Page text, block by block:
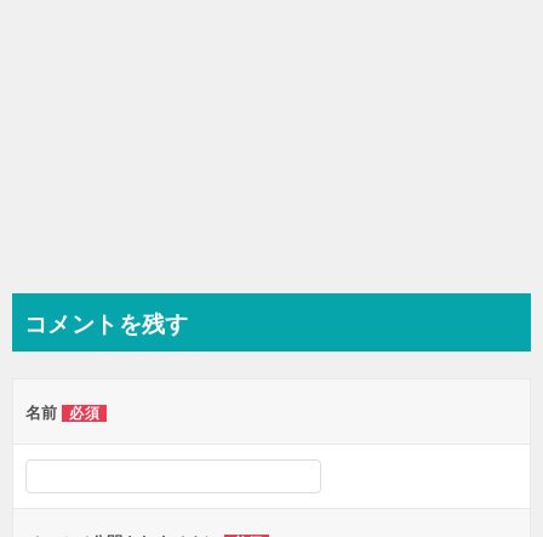
コメントを残す
名前 必須